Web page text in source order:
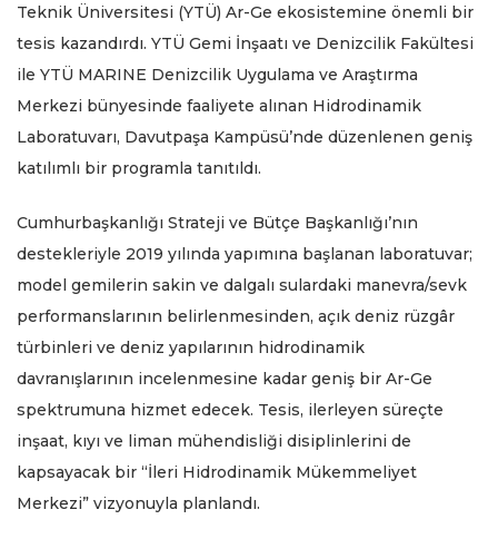
Teknik Üniversitesi (YTÜ) Ar-Ge ekosistemine önemli bir
tesis kazandırdı. YTÜ Gemi İnşaatı ve Denizcilik Fakültesi
ile YTÜ MARINE Denizcilik Uygulama ve Araştırma
Merkezi bünyesinde faaliyete alınan Hidrodinamik
Laboratuvarı, Davutpaşa Kampüsü’nde düzenlenen geniş
katılımlı bir programla tanıtıldı.
Cumhurbaşkanlığı Strateji ve Bütçe Başkanlığı’nın
destekleriyle 2019 yılında yapımına başlanan laboratuvar;
model gemilerin sakin ve dalgalı sulardaki manevra/sevk
performanslarının belirlenmesinden, açık deniz rüzgâr
türbinleri ve deniz yapılarının hidrodinamik
davranışlarının incelenmesine kadar geniş bir Ar-Ge
spektrumuna hizmet edecek. Tesis, ilerleyen süreçte
inşaat, kıyı ve liman mühendisliği disiplinlerini de
kapsayacak bir “İleri Hidrodinamik Mükemmeliyet
Merkezi” vizyonuyla planlandı.